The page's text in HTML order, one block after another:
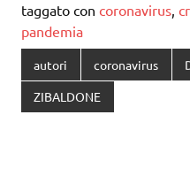
taggato con coronavirus,
pandemia
autori coronavirus
ZIBALDONE